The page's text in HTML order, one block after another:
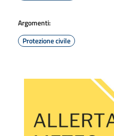
Argomenti:
Protezione civile